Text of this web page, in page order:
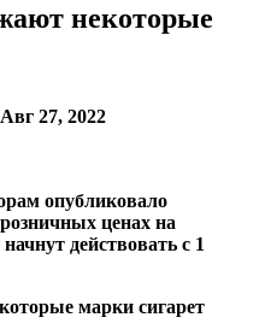
некоторые
Авг 27, 2022
опубликовало
ценах на
действовать с 1